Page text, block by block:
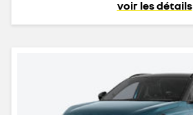
voir les détails